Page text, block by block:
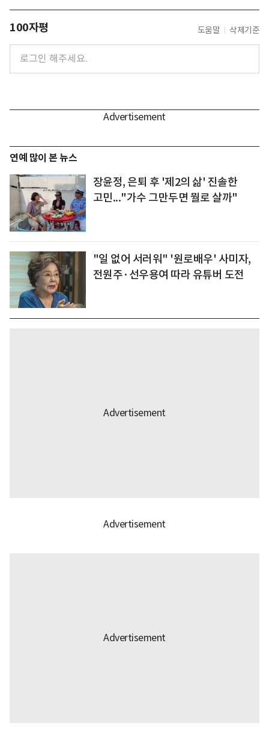
100자평 도움말 삭제기준
연예 많이 본 뉴스
장윤정, 은퇴 후 '제2의 삶' 진솔한
고민..."가수 그만두면 뭘로 살까"
"일 없어 서러워" '원로배우' 사미자,
전원주·선우용여 따라 유튜버 도전